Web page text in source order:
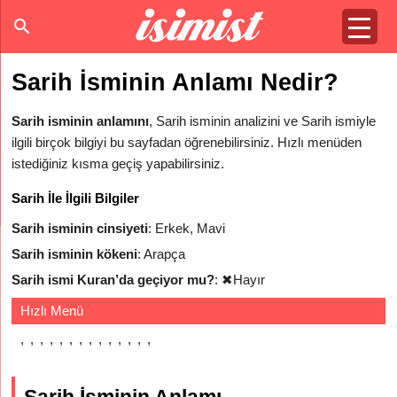
Sarih İsminin Anlamı Nedir?
Sarih isminin anlamını, Sarih isminin analizini ve Sarih ismiyle
ilgili birçok bilgiyi bu sayfadan öğrenebilirsiniz. Hızlı menüden
istediğiniz kısma geçiş yapabilirsiniz.
Sarih İle İlgili Bilgiler
Sarih isminin cinsiyeti: Erkek, Mavi
Sarih isminin kökeni: Arapça
Sarih ismi Kuran’da geçiyor mu?: ✖Hayır
Hızlı Menü